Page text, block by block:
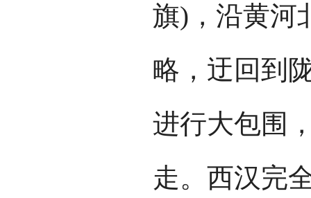
旗)，沿黄河
略，迂回到
进行大包围
走。西汉完